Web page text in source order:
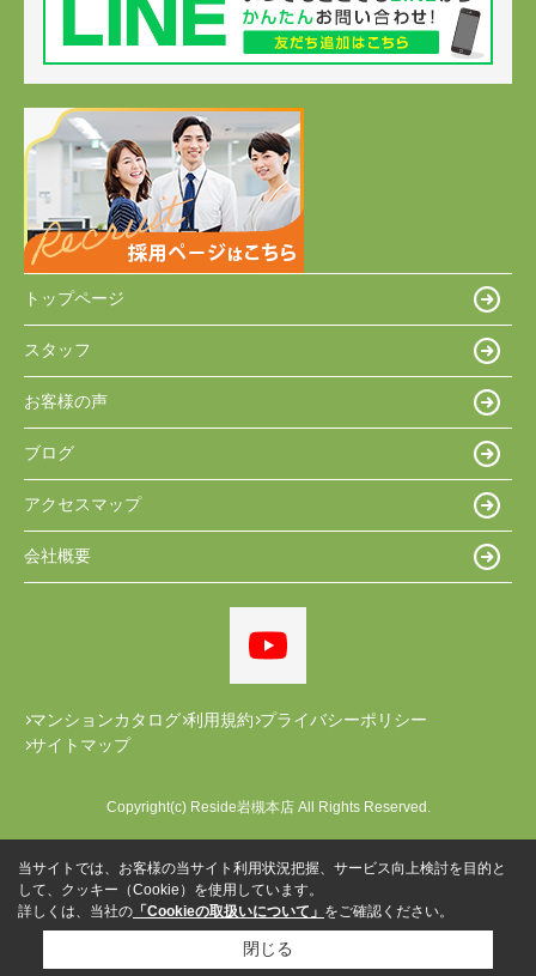
トップページ
スタッフ
お客様の声
ブログ
アクセスマップ
会社概要
マンションカタログ 利用規約 プライバシーポリシー
サイトマップ
Copyright(c) Reside岩槻本店 All Rights Reserved.
当サイトでは、お客様の当サイト利用状況把握、サービス向上検討を目的と
して、クッキー（Cookie）を使用しています。
詳しくは、当社の 「Cookieの取扱いについて」 をご確認ください。
閉じる